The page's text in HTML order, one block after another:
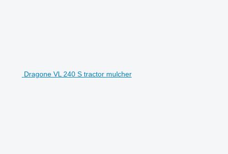
Dragone VL 240 S tractor mulcher